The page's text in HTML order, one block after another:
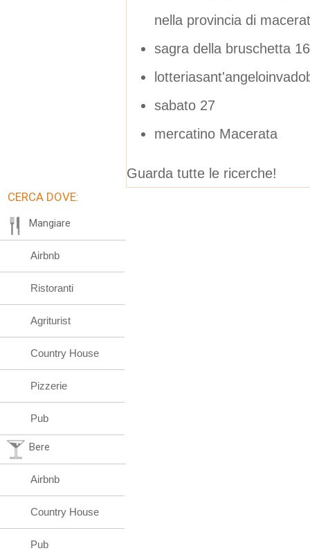
nella provincia di
sagra della bruschetta
sabato 27
mercatino Macerata
Guarda tutte le ricerche!
CERCA DOVE:
Mangiare
Airbnb
Ristoranti
Agriturist
Country House
Pizzerie
Pub
Bere
Airbnb
Country House
Pub